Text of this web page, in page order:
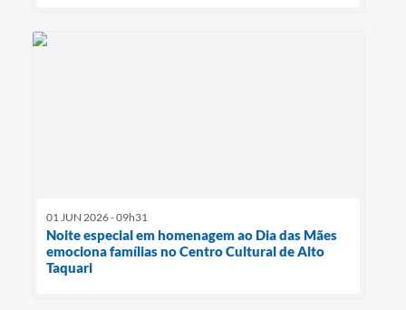
01 JUN 2026 - 09h31
Noite especial em homenagem ao Dia das Mães
emociona famílias no Centro Cultural de Alto
Taquari